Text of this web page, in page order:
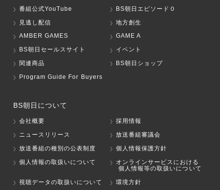
番組公式YouTube
BS朝日エピソード０
見逃し配信
地方創生
AMBER GAMES
GAME A
BS朝日セールスサイト
イベント
関連商品
BS朝日ショップ
Program Guide For Buyers
BS朝日について
会社概要
採用情報
ニュースリリース
放送番組審議会
放送番組の種別の公表制度
個人情報保護方針
個人情報の取扱いについて
オンラインサービスにおける
個人情報等の取扱いについて
視聴データの取扱いについて
環境方針